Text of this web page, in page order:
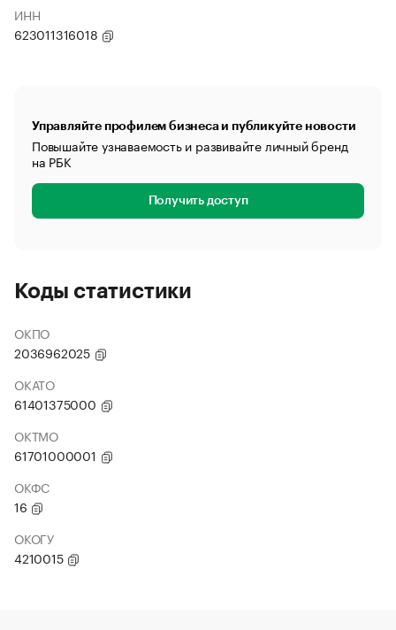
ИНН
623011316018
Управляйте профилем бизнеса и публикуйте новости
Повышайте узнаваемость и развивайте личный бренд
на РБК
Получить доступ
Коды статистики
ОКПО
2036962025
ОКАТО
61401375000
ОКТМО
61701000001
ОКФС
16
ОКОГУ
4210015